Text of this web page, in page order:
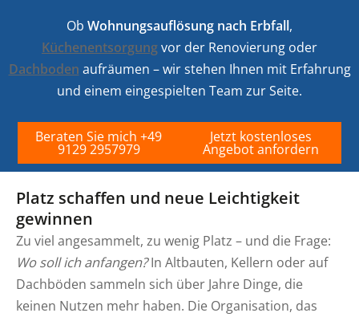
Ob Wohnungsauflösung nach Erbfall,
Küchenentsorgungvor der Renovierung oder
Dachboden aufräumen – wir stehen Ihnen mit Erfahrung
und einem eingespielten Team zur Seite.
Beraten Sie mich +49
9129 2957979
Jetzt kostenloses
Angebot anfordern
Platz schaffen und neue Leichtigkeit
gewinnen
Zu viel angesammelt, zu wenig Platz – und die Frage:
Wo soll ich anfangen?In Altbauten, Kellern oder auf
Dachböden sammeln sich über Jahre Dinge, die
keinen Nutzen mehr haben. Die Organisation, das